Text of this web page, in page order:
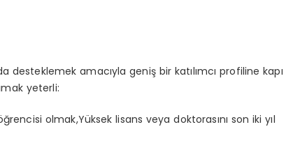
amacıyla geniş bir katılımcı profiline kapı
yeterli:
olmak,Yüksek lisans veya doktorasını son iki yıl